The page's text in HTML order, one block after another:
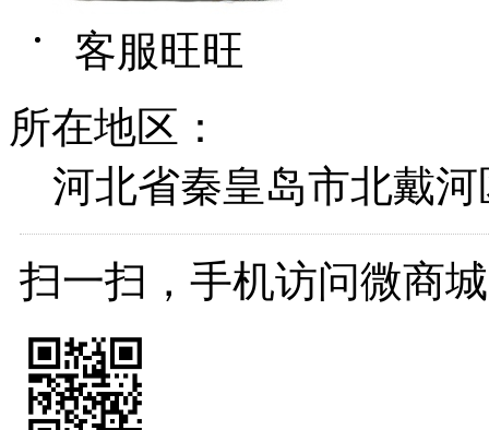
客服旺旺
所在地区：
河北省秦皇岛市北戴河
扫一扫，手机访问微商城